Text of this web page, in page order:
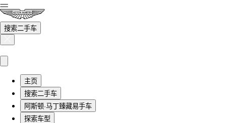
搜索二手车
主页
搜索二手车
阿斯顿·马丁臻藏易手车
探索车型